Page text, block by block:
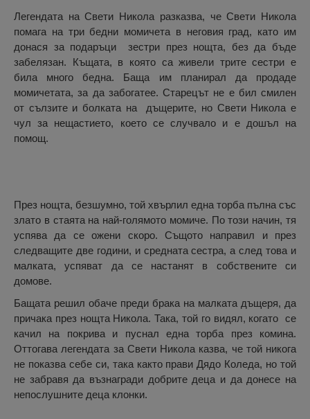
Легендата на Свети Никола разказва, че Свети Никола
помага на три бедни момичета в неговия град, като им
донася за подаръци зестри през нощта, без да бъде
забелязан. Къщата, в която са живели трите сестри е
била много бедна. Баща им планирал да продаде
момичетата, за да забогатее. Старецът не е бил смилен
от сълзите и болката на дъщерите, но Свети Никола е
чул за нещастието, което се случвало и е дошъл на
помощ.
През нощта, безшумно, той хвърлил една торба пълна със
злато в стаята на най-голямото момиче. По този начин, тя
успява да се ожени скоро. Същото направил и през
следващите две години, и средната сестра, а след това и
малката, успяват да се настанят в собствените си
домове.
Бащата решил обаче преди брака на малката дъщеря, да
причака през нощта Никола. Така, той го видял, когато се
качил на покрива и пуснал една торба през комина.
Оттогава легендата за Свети Никола казва, че той никога
не показва себе си, така както прави Дядо Коледа, но той
не забравя да възнагради добрите деца и да донесе на
непослушните деца клонки.